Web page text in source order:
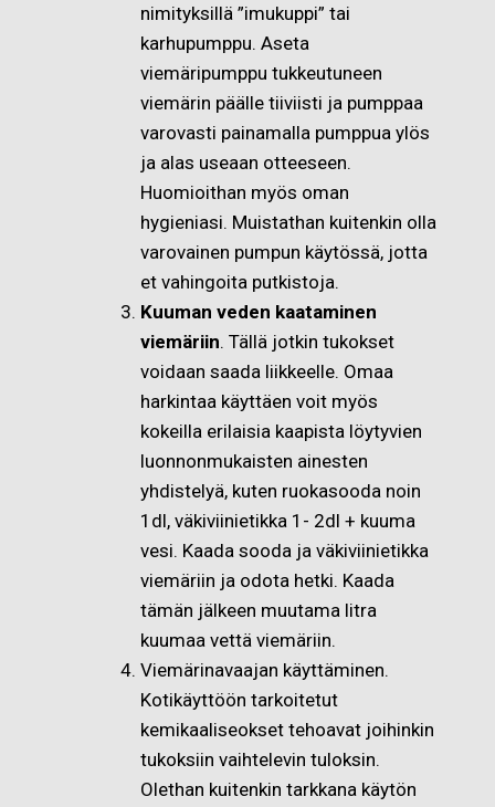
nimityksillä ”imukuppi” tai
karhupumppu. Aseta
viemäripumppu tukkeutuneen
viemärin päälle tiiviisti ja pumppaa
varovasti painamalla pumppua ylös
ja alas useaan otteeseen.
Huomioithan myös oman
hygieniasi. Muistathan kuitenkin olla
varovainen pumpun käytössä, jotta
et vahingoita putkistoja.
Kuuman veden kaataminen
viemäriin. Tällä jotkin tukokset
voidaan saada liikkeelle. Omaa
harkintaa käyttäen voit myös
kokeilla erilaisia kaapista löytyvien
luonnonmukaisten ainesten
yhdistelyä, kuten ruokasooda noin
1dl, väkiviinietikka 1- 2dl + kuuma
vesi. Kaada sooda ja väkiviinietikka
viemäriin ja odota hetki. Kaada
tämän jälkeen muutama litra
kuumaa vettä viemäriin.
Viemärinavaajan käyttäminen.
Kotikäyttöön tarkoitetut
kemikaaliseokset tehoavat joihinkin
tukoksiin vaihtelevin tuloksin.
Olethan kuitenkin tarkkana käytön